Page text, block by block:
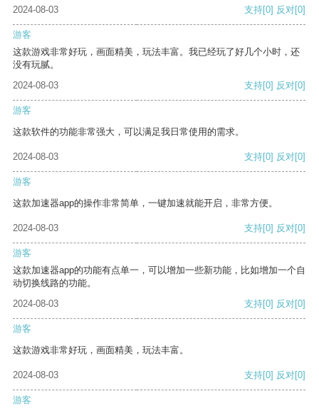
2024-08-03
支持[0] 反对[0]
游客
这款游戏非常好玩，画面精美，玩法丰富。我已经玩了好几个小时，还
没有玩腻。
2024-08-03
支持[0] 反对[0]
游客
这款软件的功能非常强大，可以满足我日常使用的需求。
2024-08-03 支持[0] 反对[0]
游客
这款加速器app的操作非常简单，一键加速就能开启，非常方便。
2024-08-03 支持[0] 反对[0]
游客
这款加速器app的功能有点单一，可以增加一些新功能，比如增加一个自
动切换线路的功能。
2024-08-03
支持[0] 反对[0]
游客
这款游戏非常好玩，画面精美，玩法丰富。
2024-08-03 支持[0] 反对[0]
游客